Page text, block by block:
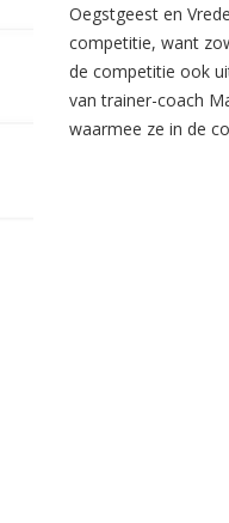
Oegstgeest en
competitie, want
de competitie ook
van trainer-coach
waarmee ze in de